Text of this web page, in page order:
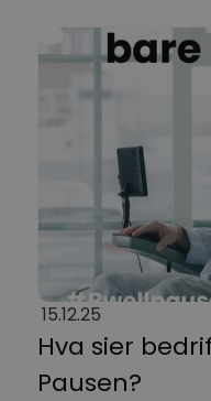
15.12.25
Hva sier
Pausen?